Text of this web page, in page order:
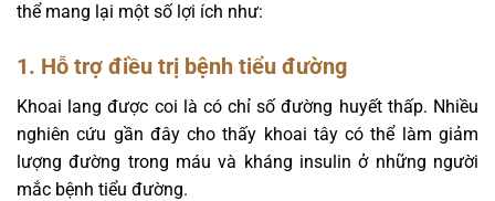
thể mang lại một số lợi ích như:
1. Hỗ trợ điều trị bệnh tiểu đường
Khoai lang được coi là có chỉ số đường huyết thấp. Nhiều
nghiên cứu gần đây cho thấy khoai tây có thể làm giảm
lượng đường trong máu và kháng insulin ở những người
mắc bệnh tiểu đường.